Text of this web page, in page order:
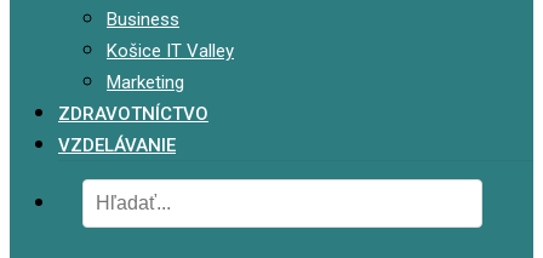
Business
Košice IT Valley
Marketing
ZDRAVOTNÍCTVO
VZDELÁVANIE